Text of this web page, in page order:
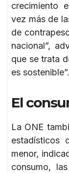
crecimiento
vez más de
de
nacional”,
que se trata
es sostenible”.
El
La ONE
estadísticos
menor,
consumo,